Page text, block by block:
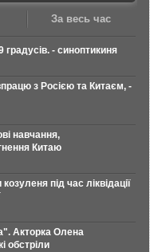
За весь час
градусів. - синоптикиня
з Росією та Китаєм, -
навчання,
Китаю
під час ліквідації
Акторка Олена
обстріли